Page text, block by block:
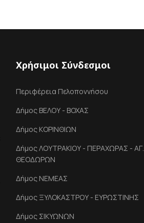
Χρήσιμοι Σύνδεσμοι
Περιφέρεια Πελοποννήσου
Δήμος ΒΕΛΟΥ - ΒΟΧΑΣ
Δήμος ΚΟΡΙΝΘΙΩΝ
Δήμος ΛΟΥΤΡΑΚΙΟΥ - ΠΕΡΑΧΩΡΑΣ - ΑΓ.
ΘΕΟΔΩΡΩΝ
Δήμος ΝΕΜΕΑΣ
Δήμος ΞΥΛΟΚΑΣΤΡΟΥ - ΕΥΡΩΣΤΙΝΗΣ
Δήμος ΣΙΚΥΩΝΩΝ